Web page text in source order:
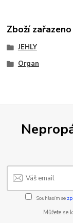
Zboží
JEHLY
Organ
Souhlasím se
Můžete se